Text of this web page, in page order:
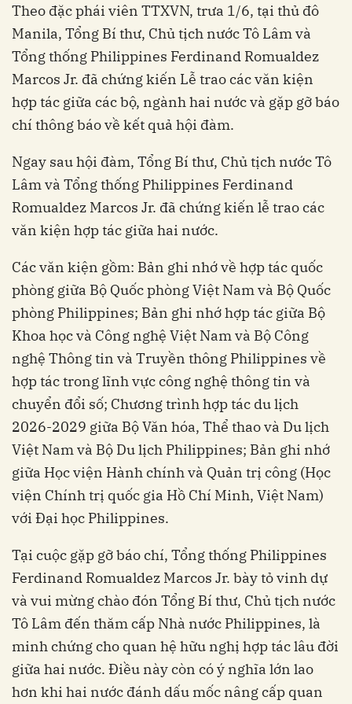
Theo đặc phái viên TTXVN, trưa 1/6, tại thủ đô
Manila, Tổng Bí thư, Chủ tịch nước Tô Lâm và
Tổng thống Philippines Ferdinand Romualdez
Marcos Jr. đã chứng kiến Lễ trao các văn kiện
hợp tác giữa các bộ, ngành hai nước và gặp gỡ báo
chí thông báo về kết quả hội đàm.
Ngay sau hội đàm, Tổng Bí thư, Chủ tịch nước Tô
Lâm và Tổng thống Philippines Ferdinand
Romualdez Marcos Jr. đã chứng kiến lễ trao các
văn kiện hợp tác giữa hai nước.
Các văn kiện gồm: Bản ghi nhớ về hợp tác quốc
phòng giữa Bộ Quốc phòng Việt Nam và Bộ Quốc
phòng Philippines; Bản ghi nhớ hợp tác giữa Bộ
Khoa học và Công nghệ Việt Nam và Bộ Công
nghệ Thông tin và Truyền thông Philippines về
hợp tác trong lĩnh vực công nghệ thông tin và
chuyển đổi số; Chương trình hợp tác du lịch
2026-2029 giữa Bộ Văn hóa, Thể thao và Du lịch
Việt Nam và Bộ Du lịch Philippines; Bản ghi nhớ
giữa Học viện Hành chính và Quản trị công (Học
viện Chính trị quốc gia Hồ Chí Minh, Việt Nam)
với Đại học Philippines.
Tại cuộc gặp gỡ báo chí, Tổng thống Philippines
Ferdinand Romualdez Marcos Jr. bày tỏ vinh dự
và vui mừng chào đón Tổng Bí thư, Chủ tịch nước
Tô Lâm đến thăm cấp Nhà nước Philippines, là
minh chứng cho quan hệ hữu nghị hợp tác lâu đời
giữa hai nước. Điều này còn có ý nghĩa lớn lao
hơn khi hai nước đánh dấu mốc nâng cấp quan